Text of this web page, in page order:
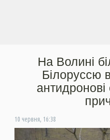
На Волині
Білоруссю
антидронові
10 червня, 16:38